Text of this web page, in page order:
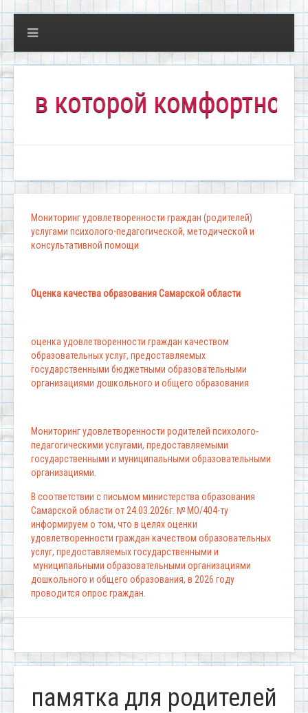
комфортно всем!"
Мониторинг удовлетворенности граждан (родителей)
услугами психолого-педагогической, методической и
консультативной помощи
Оценка качества образования Самарской области
оценка удовлетворенности граждан качеством
образовательных услуг, предоставляемых
государственными бюджетными образовательными
организациями дошкольного и общего образования
Мониторинг удовлетворенности родителей психолого-
педагогическими услугами, предоставляемыми
государственными и муниципальными образовательными
организациями.
В соответствии с письмом министерства образования
Самарской области от 24.03.2026г. № МО/404-ту
информируем о том, что в целях оценки
удовлетворенности граждан качеством образовательных
услуг, предоставляемых государственными и
муниципальными образовательными организациями
дошкольного и общего образования, в 2026 году
проводится опрос граждан.
памятка для родителей